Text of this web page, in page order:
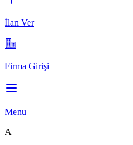
İlan Ver
Firma Girişi
Menu
A